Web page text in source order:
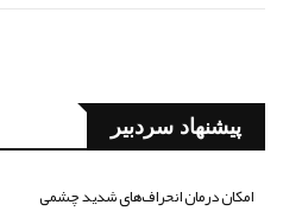
پیشنهاد سردبیر
امکان درمان انحراف‌های شدید چشمی